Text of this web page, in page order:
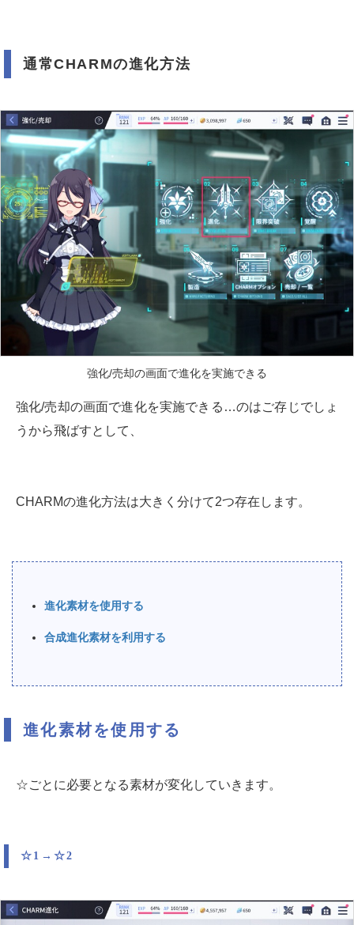
通常CHARMの進化方法
強化/売却の画面で進化を実施できる
強化/売却の画面で進化を実施できる…のはご存じでしょ
うから飛ばすとして、
CHARMの進化方法は大きく分けて2つ存在します。
進化素材を使用する
合成進化素材を利用する
進化素材を使用する
☆ごとに必要となる素材が変化していきます。
☆1→☆2